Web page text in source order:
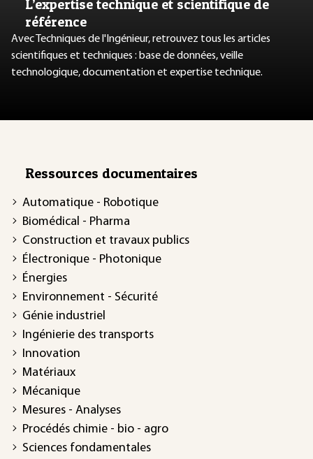
L’expertise technique et scientifique de
référence
Avec Techniques de l'Ingénieur, retrouvez tous les articles
scientifiques et techniques : base de données, veille
technologique, documentation et expertise technique.
Ressources documentaires
Automatique - Robotique
Biomédical - Pharma
Construction et travaux publics
Électronique - Photonique
Énergies
Environnement - Sécurité
Génie industriel
Ingénierie des transports
Innovation
Matériaux
Mécanique
Mesures - Analyses
Procédés chimie - bio - agro
Sciences fondamentales